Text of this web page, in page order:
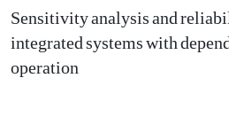
Sensitivity analysis and
integrated systems with
operation